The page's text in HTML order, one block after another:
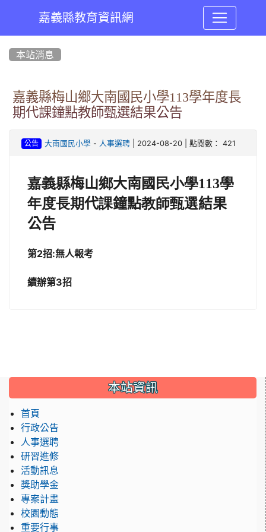
嘉義縣教育資訊網
本站消息
嘉義縣梅山鄉大南國民小學113學年度長
期代課鐘點教師甄選結果公告
公告 大南國民小學- 人事選聘| 2024-08-20 | 點閱數： 421
嘉義縣梅山鄉大南國民小學113學
年度長期代課鐘點教師甄選結果
公告
第2招:無人報考
續辦第3招
::: 本站資訊
首頁
行政公告
人事選聘
研習進修
活動訊息
獎助學金
專案計畫
校園動態
重要行事